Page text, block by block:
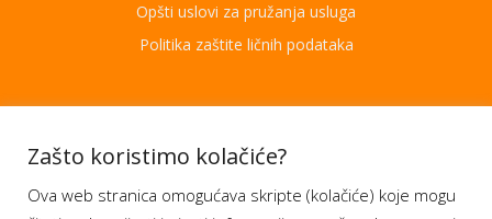
Opšti uslovi za pružanja usluga
Politika zaštite ličnih podataka
Aplikacije
Moj BH Telecom
Zašto koristimo kolačiće?
Ova web stranica omogućava skripte (kolačiće) koje mogu